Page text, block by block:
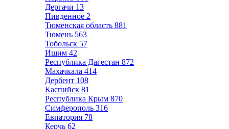
Дергачи 13
Пивденное 2
Тюменская область 881
Тюмень 563
Тобольск 57
Ишим 42
Республика Дагестан 872
Махачкала 414
Дербент 108
Каспийск 81
Республика Крым 870
Симферополь 316
Евпатория 78
Керчь 62